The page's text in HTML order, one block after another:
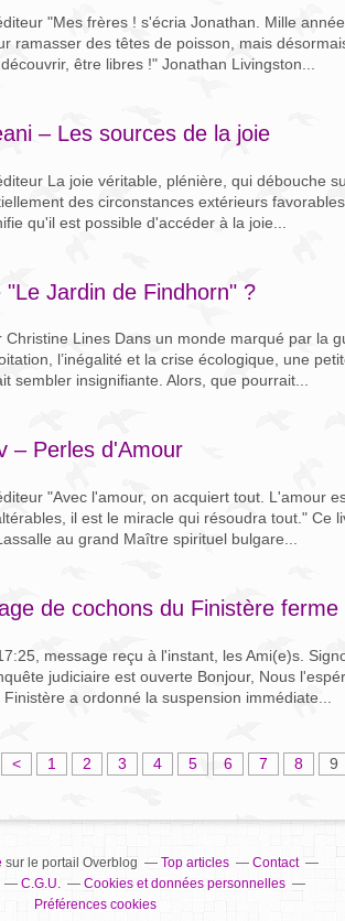
"Mes frères ! s'écria Jonathan. Mille
ramasser des têtes de poisson, mais
être libres !" Jonathan Livingston...
– Les sources de la joie
La joie véritable, plénière, qui débouche
des circonstances extérieurs
qu'il est possible d'accéder à la joie...
"Le Jardin de Findhorn" ?
Christine Lines Dans un monde marqué par la
l’inégalité et la crise écologique, une
sembler insignifiante. Alors, que pourrait...
– Perles d'Amour
"Avec l'amour, on acquiert tout. L'amour
il est le miracle qui résoudra tout." Ce
au grand Maître spirituel bulgare...
de cochons du Finistère
message reçu à l'instant, les Ami(e)s.
judiciaire est ouverte Bonjour, Nous
a ordonné la suspension immédiate...
< 1 2 3 4 5 6 7 8 9
sur le portail Overblog Top articles
Contact
C.G.U.
Cookies et données personnelles
Préférences cookies